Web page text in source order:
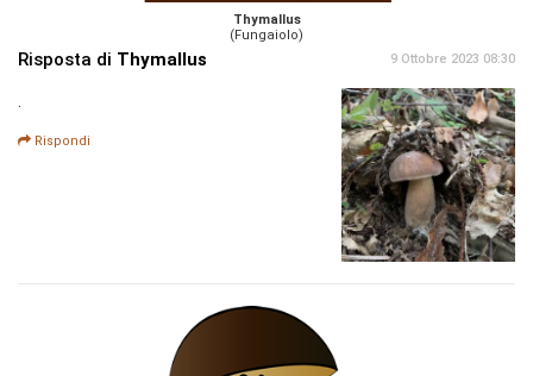
Thymallus
(Fungaiolo)
Risposta di Thymallus 9 Ottobre 2023 08:30
.
Rispondi